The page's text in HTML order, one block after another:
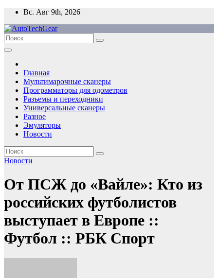
Перейти
содержимому
Вс. Авг 9th, 2026
Главная
Мультимарочные сканеры
Программаторы для одометров
Разъемы и переходники
Универсальные сканеры
Разное
Эмуляторы
Новости
Новости
От ПСЖ до «Вайле»: Кто из
российских футболистов
выступает в Европе ::
Футбол :: РБК Спорт